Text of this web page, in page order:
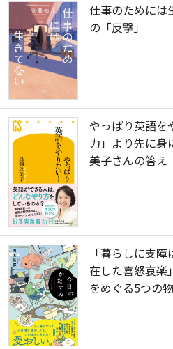
仕事のためには
の「反撃」
やっぱり英語を
力」より先に
美子さんの答え
「暮らしに支
在した喜怒哀楽
をめぐる5つの物